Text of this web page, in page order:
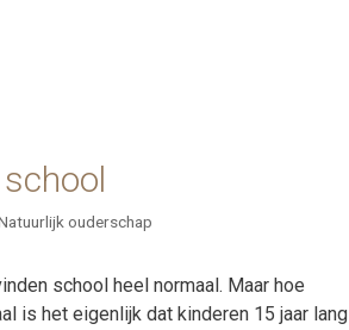
ouderschap
school heel normaal. Maar hoe
is het eigenlijk dat kinderen 15 jaar lang